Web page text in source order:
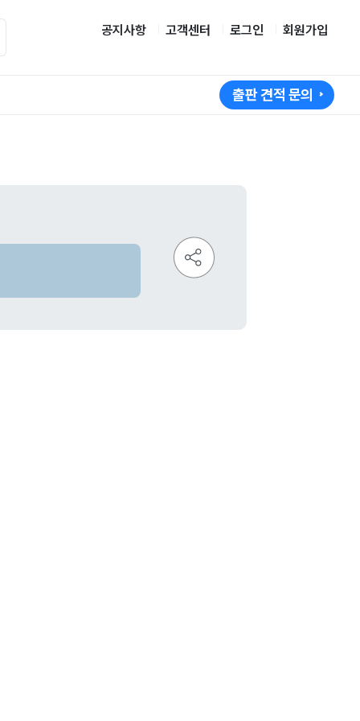
공지사항 고객센터 로그인 회원가입
출판 견적 문의